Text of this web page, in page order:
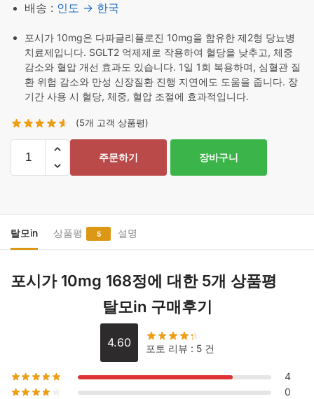
배송 : 인도 → 한국
포시가 10mg은 다파글리플로진 10mg을 함유한 제2형 당뇨병
치료제입니다. SGLT2 억제제로 작용하여 혈당을 낮추고, 체중
감소와 혈압 개선 효과도 있습니다. 1일 1회 복용하며, 심혈관 질
환 위험 감소와 만성 신장질환 진행 지연에도 도움을 줍니다. 장
기간 사용 시 혈당, 체중, 혈압 조절에 효과적입니다.
(5개 고객 상품평)
정
수
주문하기 장바구니
탈모in 상품평 5 설명
포시가 10mg 168정에 대한 5개 상품평
탈모in 구매후기
4.60 포토 리뷰 : 5 건
4
0